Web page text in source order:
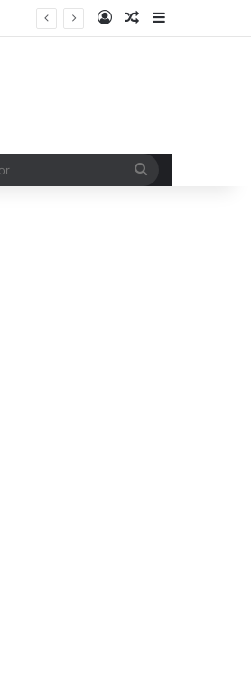
Log InRandom Article
Sidebar